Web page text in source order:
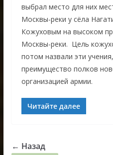
выбрал место для них
Москвы-реки у сёла
Кожуховым на высоком
Москвы-реки. Цель
потом назвали эти
преимущество полков
организацией армии.
Читайте далее
← Назад